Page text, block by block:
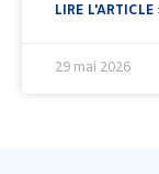
LIRE L'ARTICLE
29 mai 2026